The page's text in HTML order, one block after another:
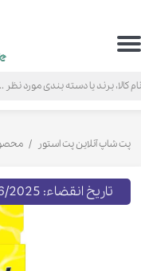
حساب کاربری من
خروج از حساب کاربری
پت شاپ آنلاین پت استور
تاریخ انقضاء: 06/2025